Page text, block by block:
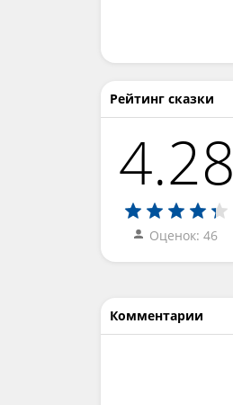
Рейтинг сказки
4.28
Оценок: 46
Комментарии